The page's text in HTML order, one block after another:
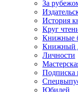
За
История
Круг
Книжные
Книжный
Личности
Подписка
Юбилей